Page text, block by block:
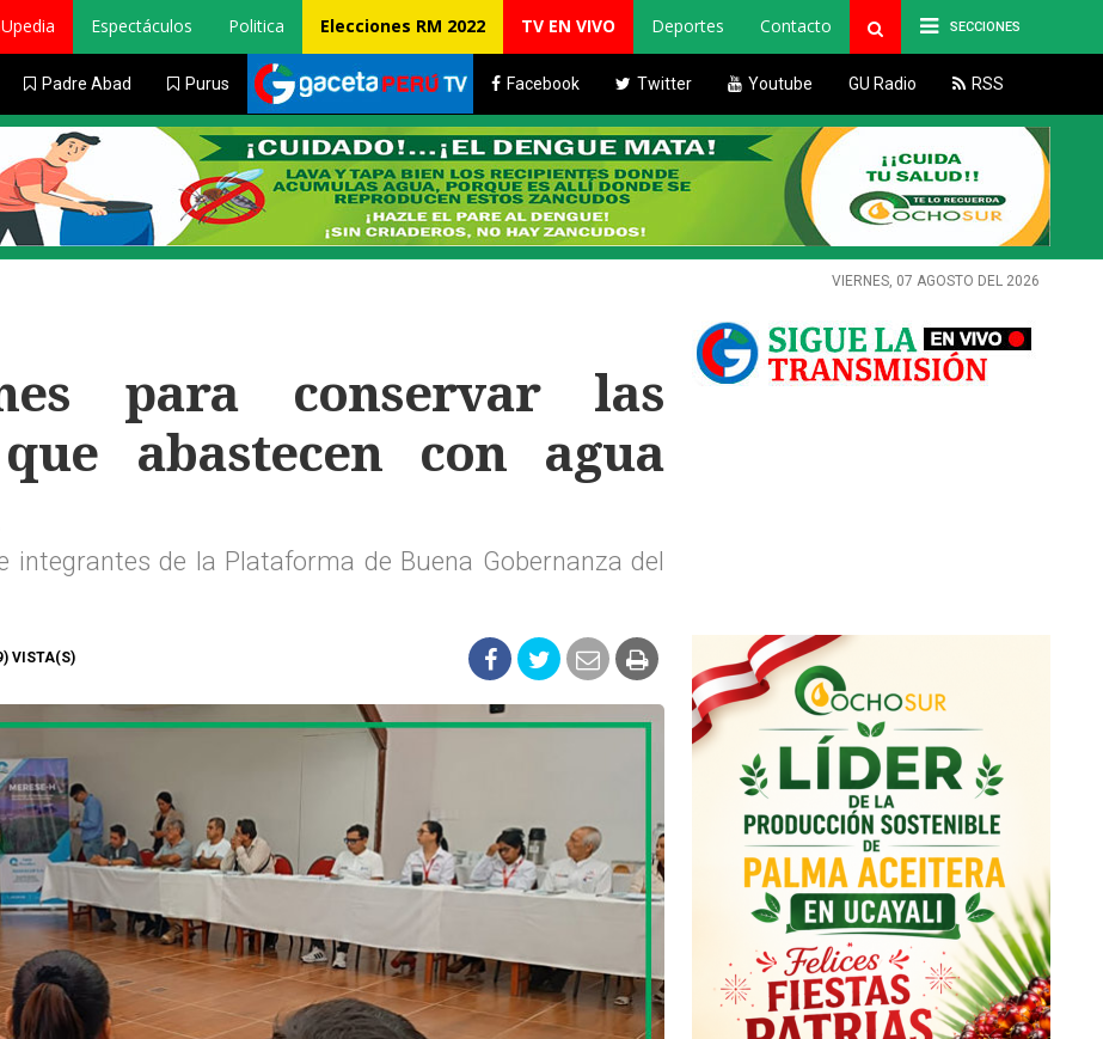
SECCIONES
Espectáculos Politica Elecciones RM 2022 TV EN VIVO Deportes Contacto
Padre Abad Purus Facebook Twitter Youtube GU Radio RSS
VIERNES, 07 AGOSTO DEL 2026
para conservar las
abastecen con agua
integrantes de la Plataforma de Buena Gobernanza del
VISTA(S)